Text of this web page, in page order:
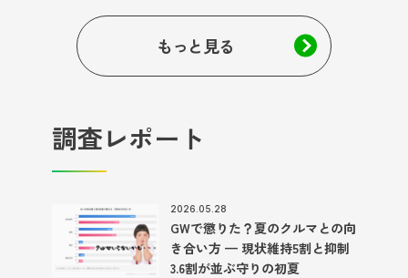
もっと見る
調査レポート
2026.05.28
GWで懲りた？夏のクルマとの向
き合い方 — 現状維持5割と抑制
3.6割が並ぶ守りの初夏